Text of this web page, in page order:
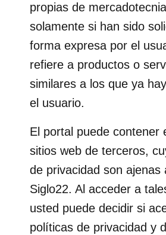
propias de
solamente si han sido
forma expresa por el
refiere a productos o
similares a los que ya
el usuario.
El portal puede contener
sitios web de terceros,
de privacidad son ajenas
Siglo22. Al acceder a
usted puede decidir si
políticas de privacidad y